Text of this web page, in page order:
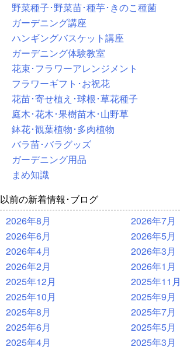
野菜種子･野菜苗･種芋･きのこ種菌
ガーデニング講座
ハンギングバスケット講座
ガーデニング体験教室
花束･フラワーアレンジメント
フラワーギフト･お祝花
花苗･寄せ植え･球根･草花種子
庭木･花木･果樹苗木･山野草
鉢花･観葉植物･多肉植物
バラ苗･バラグッズ
ガーデニング用品
まめ知識
以前の新着情報･ブログ
2026年8月
2026年7月
2026年6月
2026年5月
2026年4月
2026年3月
2026年2月
2026年1月
2025年12月
2025年11月
2025年10月
2025年9月
2025年8月
2025年7月
2025年6月
2025年5月
2025年4月
2025年3月